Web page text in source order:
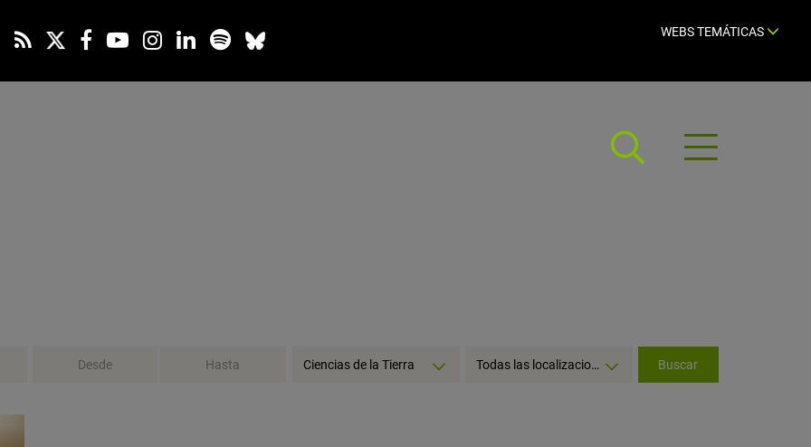
WEBS TEMÁTICAS
Abrir
menú
Seleccionar
Seleccionar
Seleccionar
Ciencias de la Tierra
Seleccionar
Todas las localizaciones Buscar